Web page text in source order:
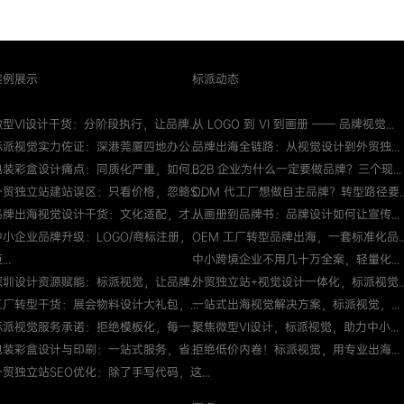
例展示
型VI设计干货：分阶段执行，让品牌...
派视觉实力佐证：深港莞厦四地办公...
装彩盒设计痛点：同质化严重，如何...
贸独立站建站误区：只看价格，忽略S...
牌出海视觉设计干货：文化适配，才...
企业品牌升级：LOGO/商标注册，
圳设计资源赋能：标派视觉，让品牌...
厂转型干货：展会物料设计大礼包，...
派视觉服务承诺：拒绝模板化，每一...
装彩盒设计与印刷：一站式服务，省...
独立站SEO优化：除了手写代码，这...
标派动态
从 LOGO 到 VI 到画册 —— 品牌视觉...
品牌出海全链路：从视觉设计到外贸独...
B2B 企业为什么一定要做品牌？三个现...
ODM 代工厂想做自主品牌？转型路径要
从画册到品牌书：品牌设计如何让宣传...
OEM 工厂转型品牌出海，一套标准化品
中小跨境企业不用几十万全案，轻量化...
外贸独立站+视觉设计一体化，标派视觉
一站式出海视觉解决方案，标派视觉，...
聚焦微型VI设计，标派视觉，助力中小...
拒绝低价内卷！标派视觉，用专业出海...